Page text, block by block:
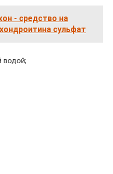
- средство на
сульфат
водой;